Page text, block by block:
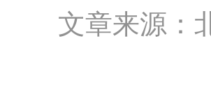
文章来源